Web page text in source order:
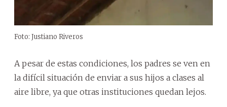
Foto: Justiano Riveros
A pesar de estas condiciones, los padres se ven en
la difícil situación de enviar a sus hijos a clases al
aire libre, ya que otras instituciones quedan lejos.